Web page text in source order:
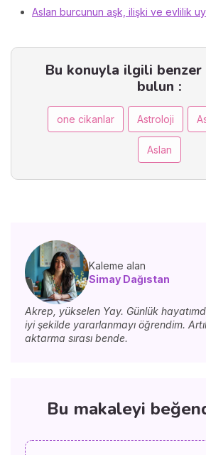
Aslan burcunun aşk, ilişki ve evlilik
Bu konuyla ilgili
bulun :
one cikanlar Astroloji
Aslan
Kaleme alan
Simay Dağıstan
Akrep, yükselen Yay. Günlük
iyi şekilde yararlanmayı öğrendim.
aktarma sırası bende.
Bu makaleyi